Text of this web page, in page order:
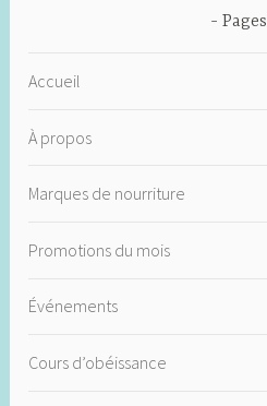
Pages
Accueil
À propos
Marques de nourriture
Promotions du mois
Événements
Cours d’obéissance